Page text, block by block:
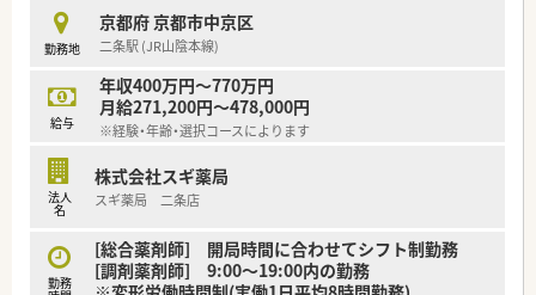
■地域連携薬局の薬剤師として意欲的に業務へ取り組める方や、
認定薬剤師の資格を保有しているキャリア志向の方を歓迎しま
す。
■特定の店舗固定ではなく、通勤圏内での異動やヘルプ対応に柔
軟な姿勢をお持ちの、協調性豊かな薬剤師を求めている状況で
す。
■想定年収は400万円から600万円の幅で提示されており、ご経
験や前職の年収、面接での評価を十分に考慮の上で決定されま
■入社時に店長候補として高く評価された場合には、特別調整手
当として店長手当と同額の35,000円が支給される制度がありま
す。
勤務地
京都府 京都市中京区
二条駅 (JR山陰本線)
給与
年収400万円～770万円
月給271,200円～478,000円
※経験・年齢・選択コースによります
法人
名
株式会社スギ薬局
スギ薬局 二条店
勤務
[総合薬剤師] 開局時間に合わせてシフト制勤務
[調剤薬剤師] 9:00～19:00内の勤務